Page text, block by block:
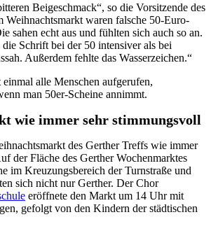
Beigeschmack“, so die Vorsitzende des
Weihnachtsmarkt waren falsche 50-Euro-
sahen echt aus und fühlten sich auch so an.
Schrift bei der 50 intensiver als bei
Außerdem fehlte das Wasserzeichen.“
alle Menschen aufgerufen,
man 50er-Scheine annimmt.
wie immer sehr stimmungsvoll
des Gerther Treffs wie immer
der Fläche des Gerther Wochenmarktes
im Kreuzungsbereich der Turnstraße und
sich nicht nur Gerther. Der Chor
eröffnete den Markt um 14 Uhr mit
gefolgt von den Kindern der städtischen